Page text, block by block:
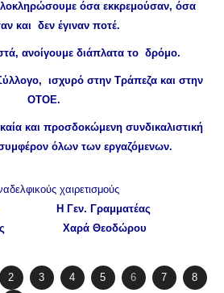
όσα εκκρεμούσαν, όσα
και δεν έγιναν ποτέ.
ανοίγουμε διάπλατα το δρόμο.
ισχυρό στην Τράπεζα και στην
ΟΤΟΕ.
και προσδοκώμενη συνδικαλιστική
όλων των εργαζόμενων.
χαιρετισμούς
H Γεν. Γραμματέας
Χαρά Θεοδώρου
2 3 4 5 6 7 8